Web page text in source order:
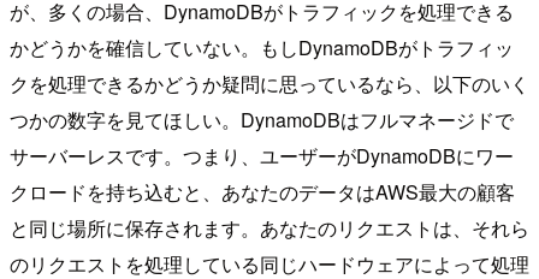
が、多くの場合、DynamoDBがトラフィックを処理できる
かどうかを確信していない。もしDynamoDBがトラフィッ
クを処理できるかどうか疑問に思っているなら、以下のいく
つかの数字を見てほしい。DynamoDBはフルマネージドで
サーバーレスです。つまり、ユーザーがDynamoDBにワー
クロードを持ち込むと、あなたのデータはAWS最大の顧客
と同じ場所に保存されます。あなたのリクエストは、それら
のリクエストを処理している同じハードウェアによって処理